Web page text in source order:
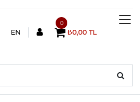
EN
0
₺0,00 TL